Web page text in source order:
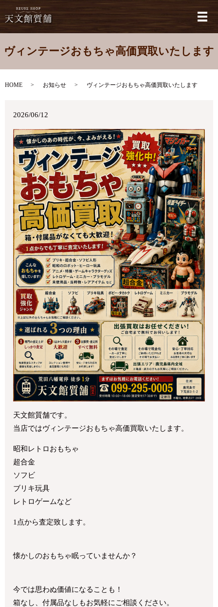
メ
ヴィンテージおもちゃ高価買取いたします
HOME お知らせ ヴィンテージおもちゃ高価買取いたします
2026/06/12
天文館質舗です。
当店ではヴィンテージおもちゃ高価買取いたします。
昭和レトロおもちゃ
超合金
ソフビ
ブリキ玩具
レトロゲームなど
1点から査定致します。
懐かしのおもちゃ眠っていませんか？
今では思わぬ価値になることも！
箱なし、付属品なしもお気軽にご相談ください。